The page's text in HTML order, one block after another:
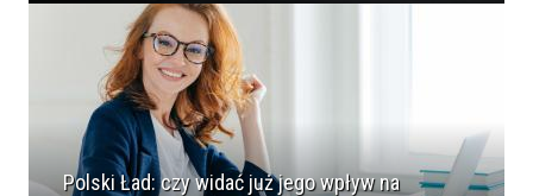
Polski Ład: czy widać już jego wpływ na